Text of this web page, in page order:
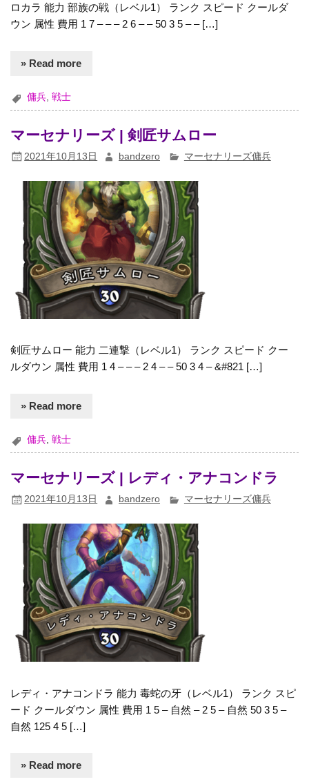
ロカラ 能力 部族の戦（レベル1） ランク スピード クールダ
ウン 属性 費用 1 7 – – – 2 6 – – 50 3 5 – – […]
» Read more
傭兵,戦士
マーセナリーズ | 剣匠サムロー
2021年10月13日 bandzero マーセナリーズ傭兵
剣匠サムロー 能力 二連撃（レベル1） ランク スピード クー
ルダウン 属性 費用 1 4 – – – 2 4 – – 50 3 4 – &#821 […]
» Read more
傭兵,戦士
マーセナリーズ | レディ・アナコンドラ
2021年10月13日 bandzero マーセナリーズ傭兵
レディ・アナコンドラ 能力 毒蛇の牙（レベル1） ランク スピ
ード クールダウン 属性 費用 1 5 – 自然 – 2 5 – 自然 50 3 5 –
自然 125 4 5 […]
» Read more